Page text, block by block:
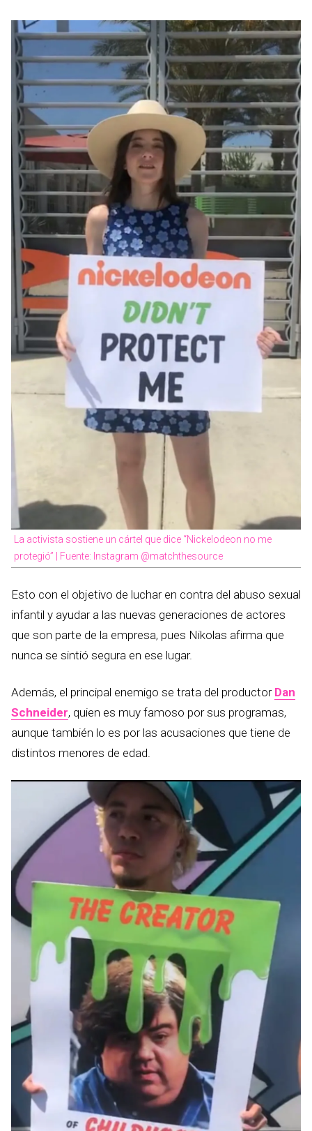
La activista sostiene un cártel que dice “Nickelodeon no me
protegió” | Fuente: Instagram @matchthesource
Esto con el objetivo de luchar en contra del abuso sexual
infantil y ayudar a las nuevas generaciones de actores
que son parte de la empresa, pues Nikolas afirma que
nunca se sintió segura en ese lugar.
Además, el principal enemigo se trata del productor Dan
Schneider, quien es muy famoso por sus programas,
aunque también lo es por las acusaciones que tiene de
distintos menores de edad.